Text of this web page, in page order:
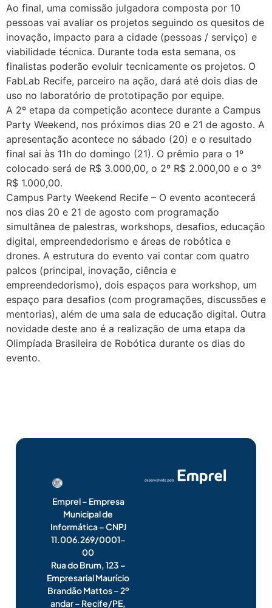
Ao final, uma comissão julgadora composta por 10
pessoas vai avaliar os projetos seguindo os quesitos de
inovação, impacto para a cidade (pessoas / serviço) e
viabilidade técnica. Durante toda esta semana, os
finalistas poderão evoluir tecnicamente os projetos. O
FabLab Recife, parceiro na ação, dará até dois dias de
uso no laboratório de prototipação por equipe.
A 2º etapa da competição acontece durante a Campus
Party Weekend, nos próximos dias 20 e 21 de agosto. A
apresentação acontece no sábado (20) e o resultado
final sai às 11h do domingo (21). O prêmio para o 1º
colocado será de R$ 3.000,00, o 2º R$ 2.000,00 e o 3º
R$ 1.000,00.
Campus Party Weekend Recife – O evento acontecerá
nos dias 20 e 21 de agosto com programação
simultânea de palestras, workshops, desafios, educação
digital, empreendedorismo e áreas de robótica e
drones. A estrutura do evento vai contar com quatro
palcos (principal, inovação, ciência e
empreendedorismo), dois espaços para workshop, um
espaço para desafios (com programações, discussões e
mentorias), além de uma sala de educação digital. Outra
novidade deste ano é a realização de uma etapa da
Olimpíada Brasileira de Robótica durante os dias do
evento.
Emprel – Empresa
Municipal de
Informática – CNPJ
11.006.269/0001-
00
Rua do Brum, 123 –
Empresarial Maurício
Brandão Mattos – 2º
andar – Recife/PE,